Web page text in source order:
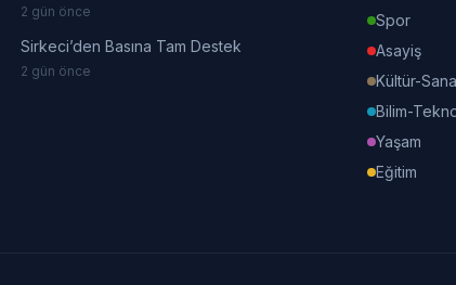
2 gün önce
Sirkeci’den Basına Tam Destek
2 gün önce
Spor
Asayiş
Kültür-
Bilim-
Yaşam
Eğitim